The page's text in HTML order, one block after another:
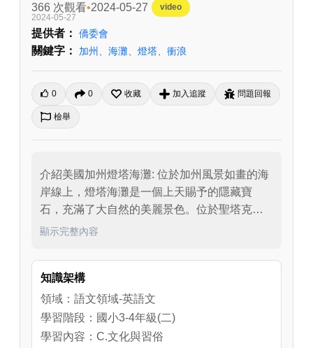
366 次觀看 2024-05-27
video
2024-05-27
提供者： 僑委會
關鍵字： 加州 海灘 燈塔 衝浪
0 0 收藏 加入追蹤 問題回報
檢舉
介紹美國加州燈塔海灘: 位於加州風景如畫的海
岸線上，燈塔海灘是一個上天賜予的隱藏寶
石，充滿了大自然的美麗景色。位於聖塔克魯
茲市，這個浪漫的海灘有一個迷人的燈塔，提
客可以衝浪也可以參觀設在海灘旁的博物館。
顯示完整內容
知識架構
領域：語文領域-英語文
學習階段：國小3-4年級(二)
學習內容：C.文化與習俗